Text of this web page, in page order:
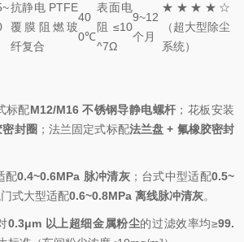
抗静电 PTFE
覆膜阻燃玻
纤复合
40
0℃
表面电
阻≤10
^7Ω
9~12
个月
★★★★☆
（超大型除尘
系统）
标配M12/M16 不锈钢导静电螺杆 ；花板安装
封圈 ；法兰固定式标配法兰盘 + 氟橡胶密封
配0.4~0.6MPa 脉冲清灰；台式中型适配0.5~
门式大型适配0.6~0.8MPa 离线脉冲清灰。
0.3μm 以上超细金属粉尘的过滤效率均≥99.